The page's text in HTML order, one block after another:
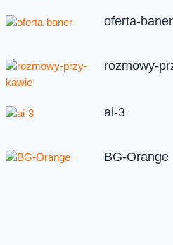
oferta-baner
rozmowy-
ai-3
BG-Orange